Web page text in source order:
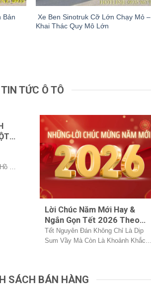
Bản
​ Xe Ben Sinotruk Cỡ Lớn Chạy Mỏ –
Khai Thác Quy Mô Lớn
TIN TỨC Ô TÔ
Chí
Lời Chúc Năm Mới Hay &
Ngắn Gọn Tết 2026 Theo
Từng Vai Vế
Tết Nguyên Đán Không Chỉ Là Dịp
Sum Vầy Mà Còn Là Khoảnh Khắc
SÁCH BÁN HÀNG